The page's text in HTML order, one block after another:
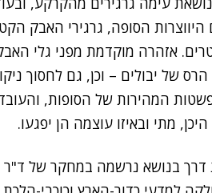
היווצרות הסופה, גרגירי האבק
אזהרה מוקדמת מפני גלי
הרס של יבולים – וכן, גם לחסוך
המהירות של הסופות,
מתי ובאיזו עוצמה הן יפגעו.
בנושא נרשמה במחקר של ד"ר